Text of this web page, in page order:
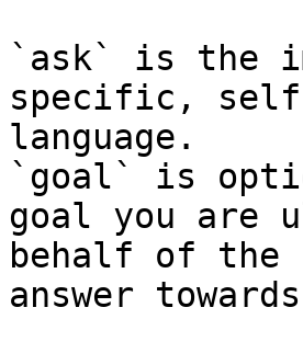
`ask` is the
specific,
language.
`goal` is
goal you are
behalf of
answer